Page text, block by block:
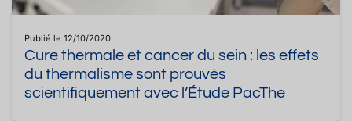
Publié le 12/10/2020
Cure thermale et cancer du sein : les effets
du thermalisme sont prouvés
scientifiquement avec l’Étude PacThe